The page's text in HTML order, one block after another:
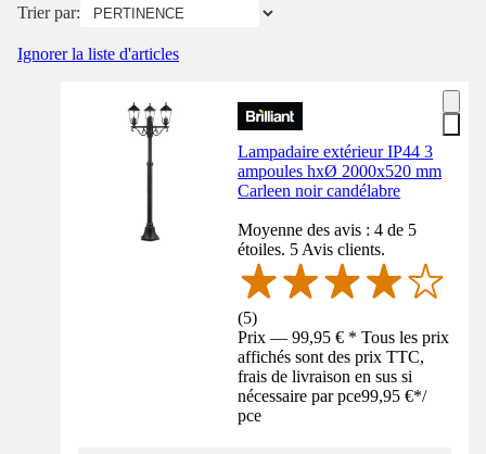
Trier par:
Ignorer la liste d'articles
Lampadaire extérieur IP44 3
ampoules hxØ 2000x520 mm
Carleen noir candélabre
Moyenne des avis : 4 de 5
étoiles. 5 Avis clients.
(5)
Prix — 99,95 € * Tous les prix
affichés sont des prix TTC,
frais de livraison en sus si
nécessaire par pce99,95 €*/
pce